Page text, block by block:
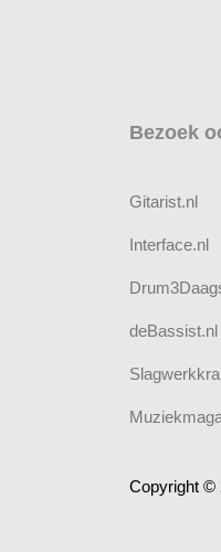
Bezoek
Gitarist.nl
Interface.nl
deBassist.nl
Copyright ©